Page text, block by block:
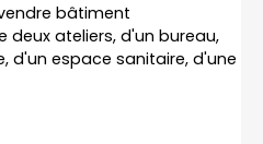
bâtiment
ateliers, d'un bureau,
d'un espace sanitaire, d'une